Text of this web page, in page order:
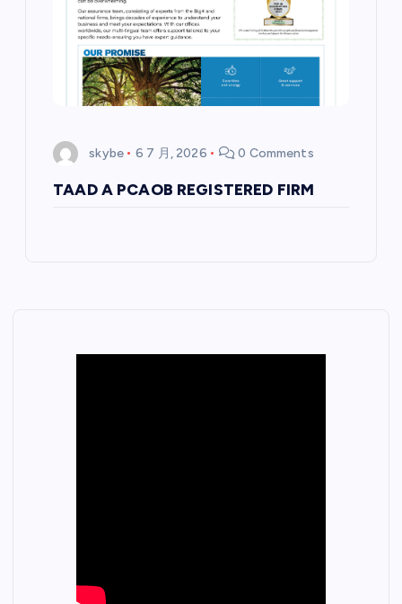
skybe 6 7 月, 2026 0 Comments
TAAD A PCAOB REGISTERED FIRM